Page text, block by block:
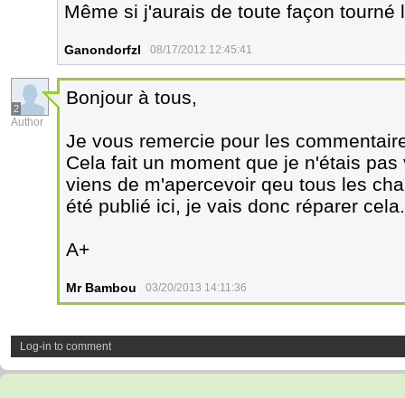
Même si j'aurais de toute façon tourné
Ganondorfzl 08/17/2012 12:45:41
2
Author
Bonjour à tous,
Je vous remercie pour les
Cela fait un moment que je n'étais
viens de m'apercevoir qeu tous les
été publié ici, je vais donc réparer cela.
A+
Mr Bambou 03/20/2013 14:11:36
Log-in to comment